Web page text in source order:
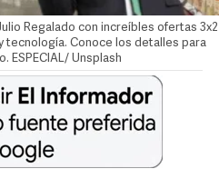
Regalado con increíbles ofertas 3x2
tecnología. Conoce los detalles para
ESPECIAL/ Unsplash